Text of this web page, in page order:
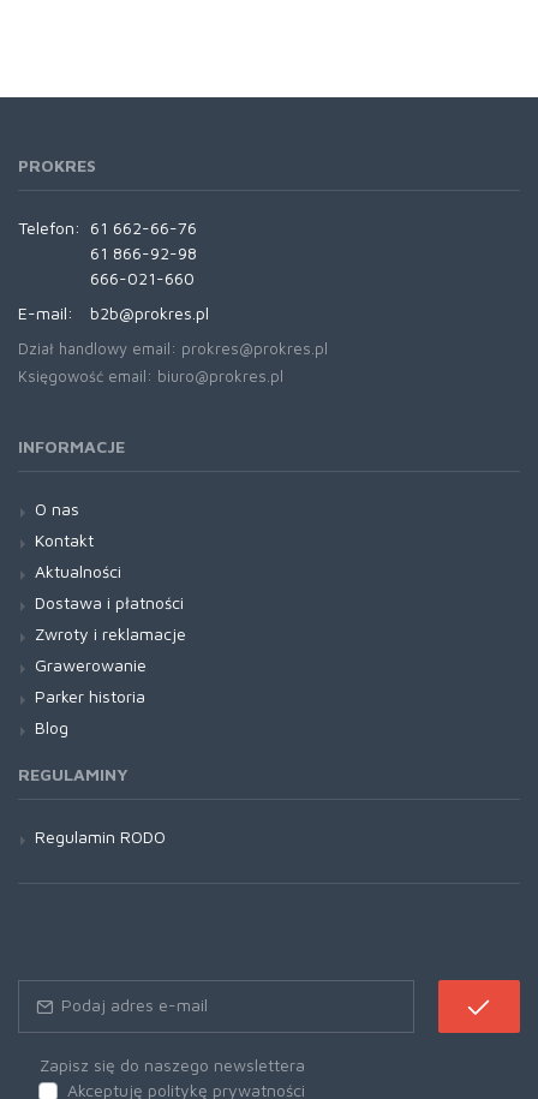
PROKRES
Telefon:
61 662-66-76
61 866-92-98
666-021-660
E-mail:
b2b@prokres.pl
Dział handlowy email: prokres@prokres.pl
Księgowość email: biuro@prokres.pl
INFORMACJE
O nas
Kontakt
Aktualności
Dostawa i płatności
Zwroty i reklamacje
Grawerowanie
Parker historia
Blog
REGULAMINY
Regulamin RODO
Zapisz się do naszego newslettera
Akceptuję politykę prywatności